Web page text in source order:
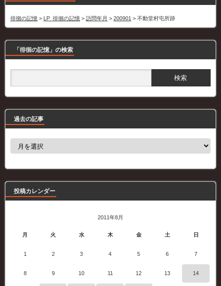
徘徊の記憶 > LP_徘徊の記憶 > 訪問年月 > 200901 > 不動堂村屯所跡
「徘徊の記憶」の検索
過去の記事
事
投稿カレンダー
2011年8月
月 火 水 木 金 土 日
1 2 3 4 5 6 7
8 9 10 11 12 13 14